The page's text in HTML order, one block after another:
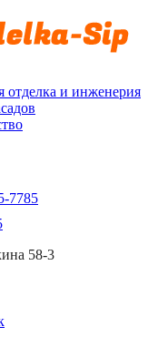
отделка и инженерия
7785
58-3